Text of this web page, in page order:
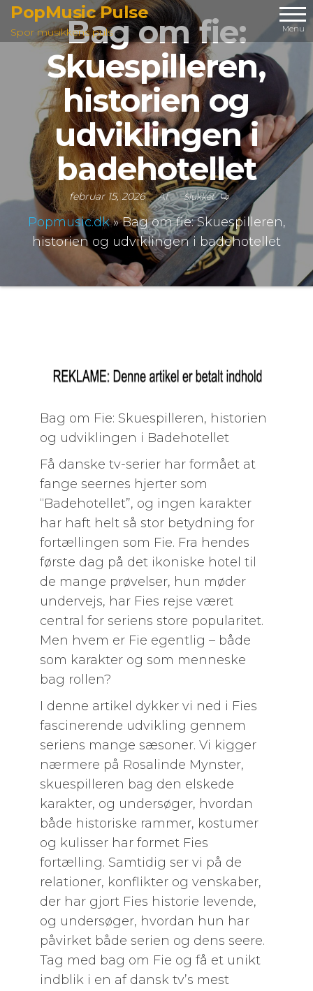
Videre
indhold
PopMusic Pulse
Spor musikkens puls Menu
Bag om fie:
Skuespilleren,
historien og
udviklingen i
badehotellet
februar 15, 2026 Af Slukket
Popmusic.dk»Bag om fie: Skuespilleren,
historien og udviklingen i badehotellet
Bag om Fie: Skuespilleren, historien
og udviklingen i Badehotellet
Få danske tv-serier har formået at
fange seernes hjerter som
“Badehotellet”, og ingen karakter
har haft helt så stor betydning for
fortællingen som Fie. Fra hendes
første dag på det ikoniske hotel til
de mange prøvelser, hun møder
undervejs, har Fies rejse været
central for seriens store popularitet.
Men hvem er Fie egentlig – både
som karakter og som menneske
bag rollen?
I denne artikel dykker vi ned i Fies
fascinerende udvikling gennem
seriens mange sæsoner. Vi kigger
nærmere på Rosalinde Mynster,
skuespilleren bag den elskede
karakter, og undersøger, hvordan
både historiske rammer, kostumer
og kulisser har formet Fies
fortælling. Samtidig ser vi på de
relationer, konflikter og venskaber,
der har gjort Fies historie levende,
og undersøger, hvordan hun har
påvirket både serien og dens seere.
Tag med bag om Fie og få et unikt
indblik i en af dansk tv’s mest